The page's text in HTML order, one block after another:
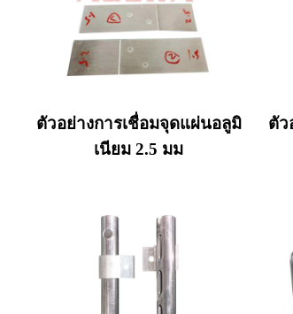
ตัวอย่างการเชื่อมจุดแผ่นอลูมิ
เนียม 2.5 มม
ตัว